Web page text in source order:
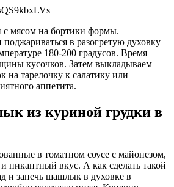
мясом на бортики формы.
в разогретую духовку
180-200 градусов. Время
кусочков. Затем выкладываем
на тарелочку к салатику или
аппетита.
из куриной грудки в
в томатном соусе с майонезом,
пикантный вкус. А как сделать такой
и запечь шашлык в духовке в